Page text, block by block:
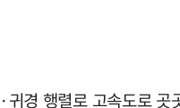
경 행렬로 고속도로